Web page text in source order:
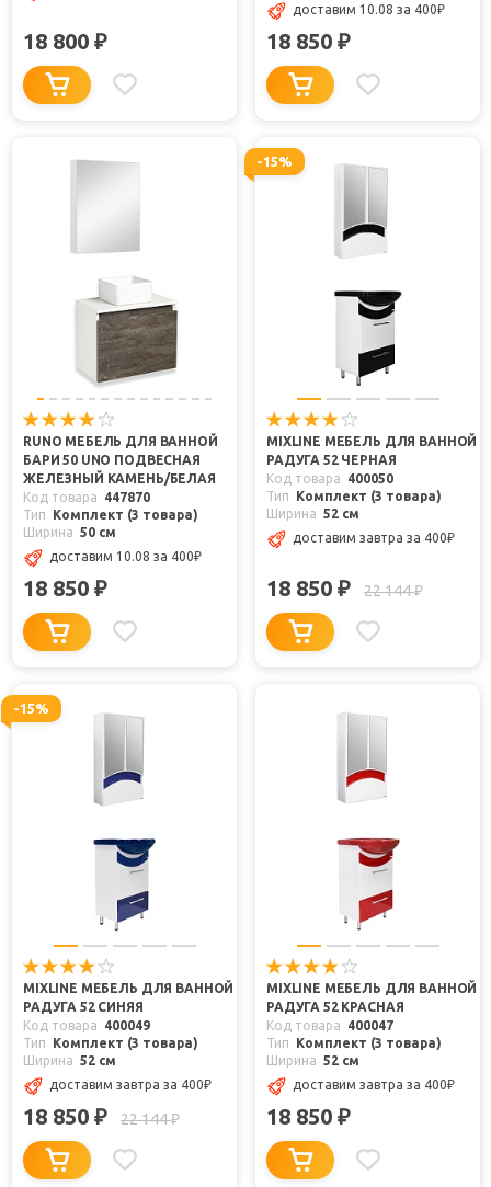
18 800 ₽
доставим 10.08 за 400₽
18 850 ₽
RUNO МЕБЕЛЬ ДЛЯ ВАННОЙ
БАРИ 50 UNO ПОДВЕСНАЯ
ЖЕЛЕЗНЫЙ КАМЕНЬ/БЕЛАЯ
Код товара
447870
Тип
Комплект (3 товара)
Ширина 50 см
доставим 10.08 за 400₽
18 850 ₽
-15%
MIXLINE МЕБЕЛЬ ДЛЯ ВАННОЙ
РАДУГА 52 ЧЕРНАЯ
Код товара
400050
Тип
Комплект (3 товара)
Ширина 52 см
доставим завтра за 400₽
18 850 ₽ 22 144₽
-15%
MIXLINE МЕБЕЛЬ ДЛЯ ВАННОЙ
РАДУГА 52 СИНЯЯ
Код товара
400049
Тип
Комплект (3 товара)
Ширина 52 см
доставим завтра за 400₽
18 850 ₽ 22 144₽
MIXLINE МЕБЕЛЬ ДЛЯ ВАННОЙ
РАДУГА 52 КРАСНАЯ
Код товара
400047
Тип
Комплект (3 товара)
Ширина 52 см
доставим завтра за 400₽
18 850 ₽